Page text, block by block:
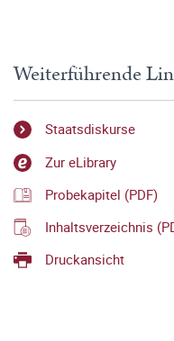
Weiterführende
Staatsdiskurse
Zur eLibrary
Probekapitel (PDF)
Inhaltsverzeichnis
Druckansicht